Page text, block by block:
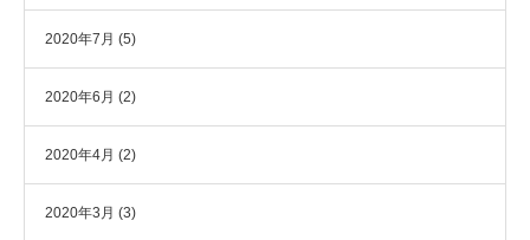
2020年7月 (5)
2020年6月 (2)
2020年4月 (2)
2020年3月 (3)